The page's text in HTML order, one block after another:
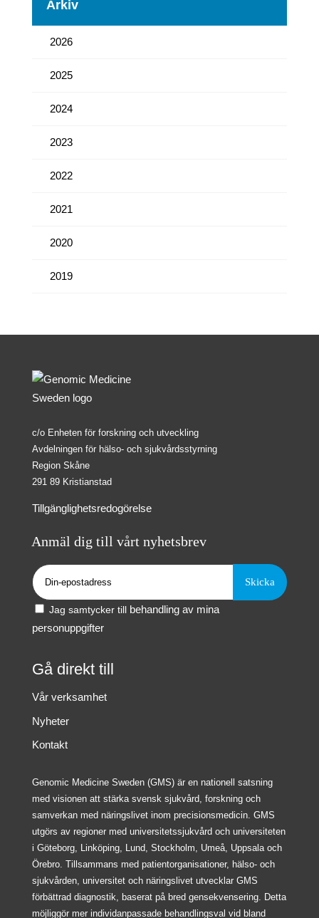
Arkiv
2026
2025
2024
2023
2022
2021
2020
2019
c/o Enheten för forskning och utveckling
Avdelningen för hälso- och sjukvårdsstyrning
Region Skåne
291 89 Kristianstad
Tillgänglighetsredogörelse
Anmäl dig till vårt nyhetsbrev
Epost
Jag samtycker till behandling av mina
personuppgifter
Gå direkt till
Vår verksamhet
Nyheter
Kontakt
Genomic Medicine Sweden (GMS) är en nationell satsning
med visionen att stärka svensk sjukvård, forskning och
samverkan med näringslivet inom precisionsmedicin. GMS
utgörs av regioner med universitetssjukvård och universiteten
i Göteborg, Linköping, Lund, Stockholm, Umeå, Uppsala och
Örebro. Tillsammans med patientorganisationer, hälso- och
sjukvården, universitet och näringslivet utvecklar GMS
förbättrad diagnostik, baserat på bred gensekvensering. Detta
möjliggör mer individanpassade behandlingsval vid bland